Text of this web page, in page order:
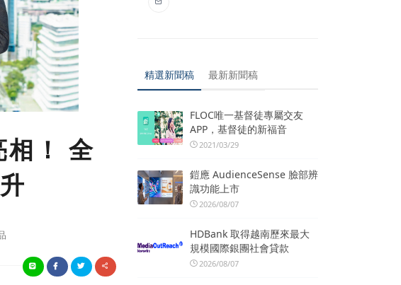
！ 全
精選新聞稿 最新新聞稿
FLOC唯一基督徒專屬交友
APP，基督徒的新福音
2021/03/29
鎧應 AudienceSense 臉部辨
識功能上市
2026/08/07
HDBank 取得越南歷來最大
規模國際銀團社會貸款
2026/08/07